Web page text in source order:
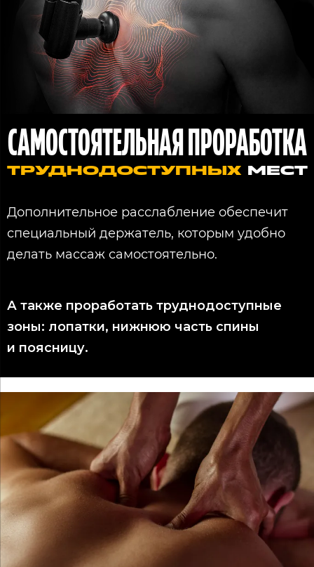
САМОСТОЯТЕЛЬНАЯ ПРОРАБОТКА
ТРУДНОДОСТУПНЫХ МЕСТ
Дополнительное расслабление обеспечит
специальный держатель, которым удобно
делать массаж самостоятельно.
А также проработать труднодоступные
зоны: лопатки, нижнюю часть спины
и поясницу.